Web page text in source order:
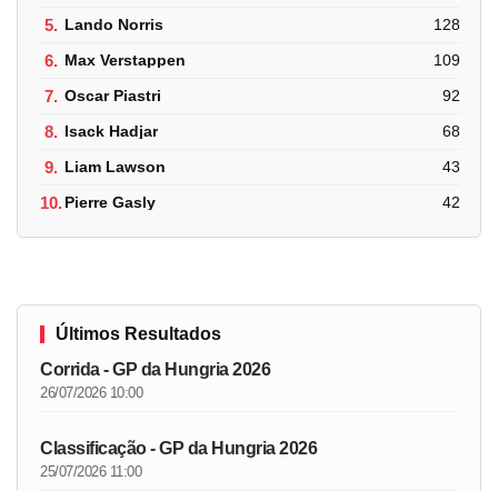
5. Lando Norris 128
6. Max Verstappen 109
7. Oscar Piastri 92
8. Isack Hadjar 68
9. Liam Lawson 43
10.Pierre Gasly 42
Últimos Resultados
Corrida - GP da Hungria 2026
26/07/2026 10:00
Classificação - GP da Hungria 2026
25/07/2026 11:00